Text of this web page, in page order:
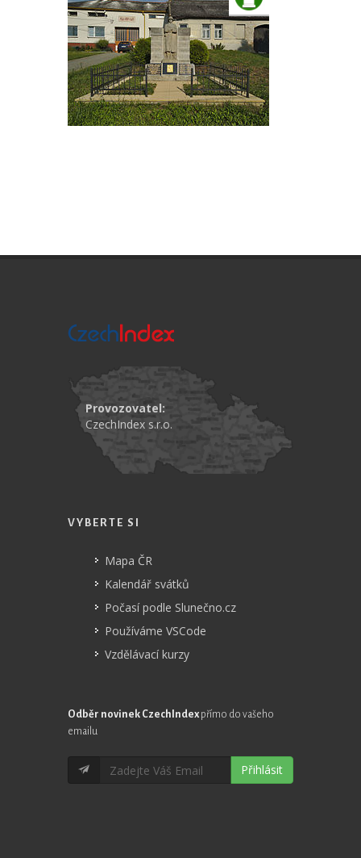
Provozovatel:
CzechIndex s.r.o.
VYBERTE SI
Mapa ČR
Kalendář svátků
Počasí podle Slunečno.cz
Používáme VSCode
Vzdělávací kurzy
Odběr novinek CzechIndex přímo do vašeho
emailu
Přihlásit